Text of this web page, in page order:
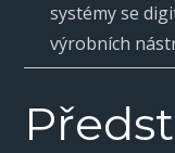
systémy se
výrobních